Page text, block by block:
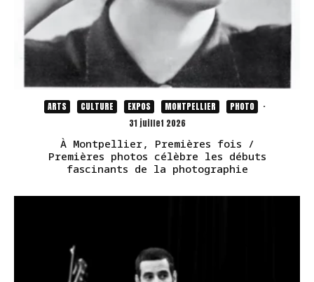
ARTS CULTURE EXPOS MONTPELLIER PHOTO
·
31 juillet 2026
À Montpellier, Premières fois /
Premières photos célèbre les débuts
fascinants de la photographie